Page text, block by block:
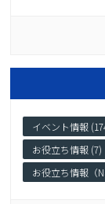
イベント情報
お役立ち情報 (7)
お役立ち情報（